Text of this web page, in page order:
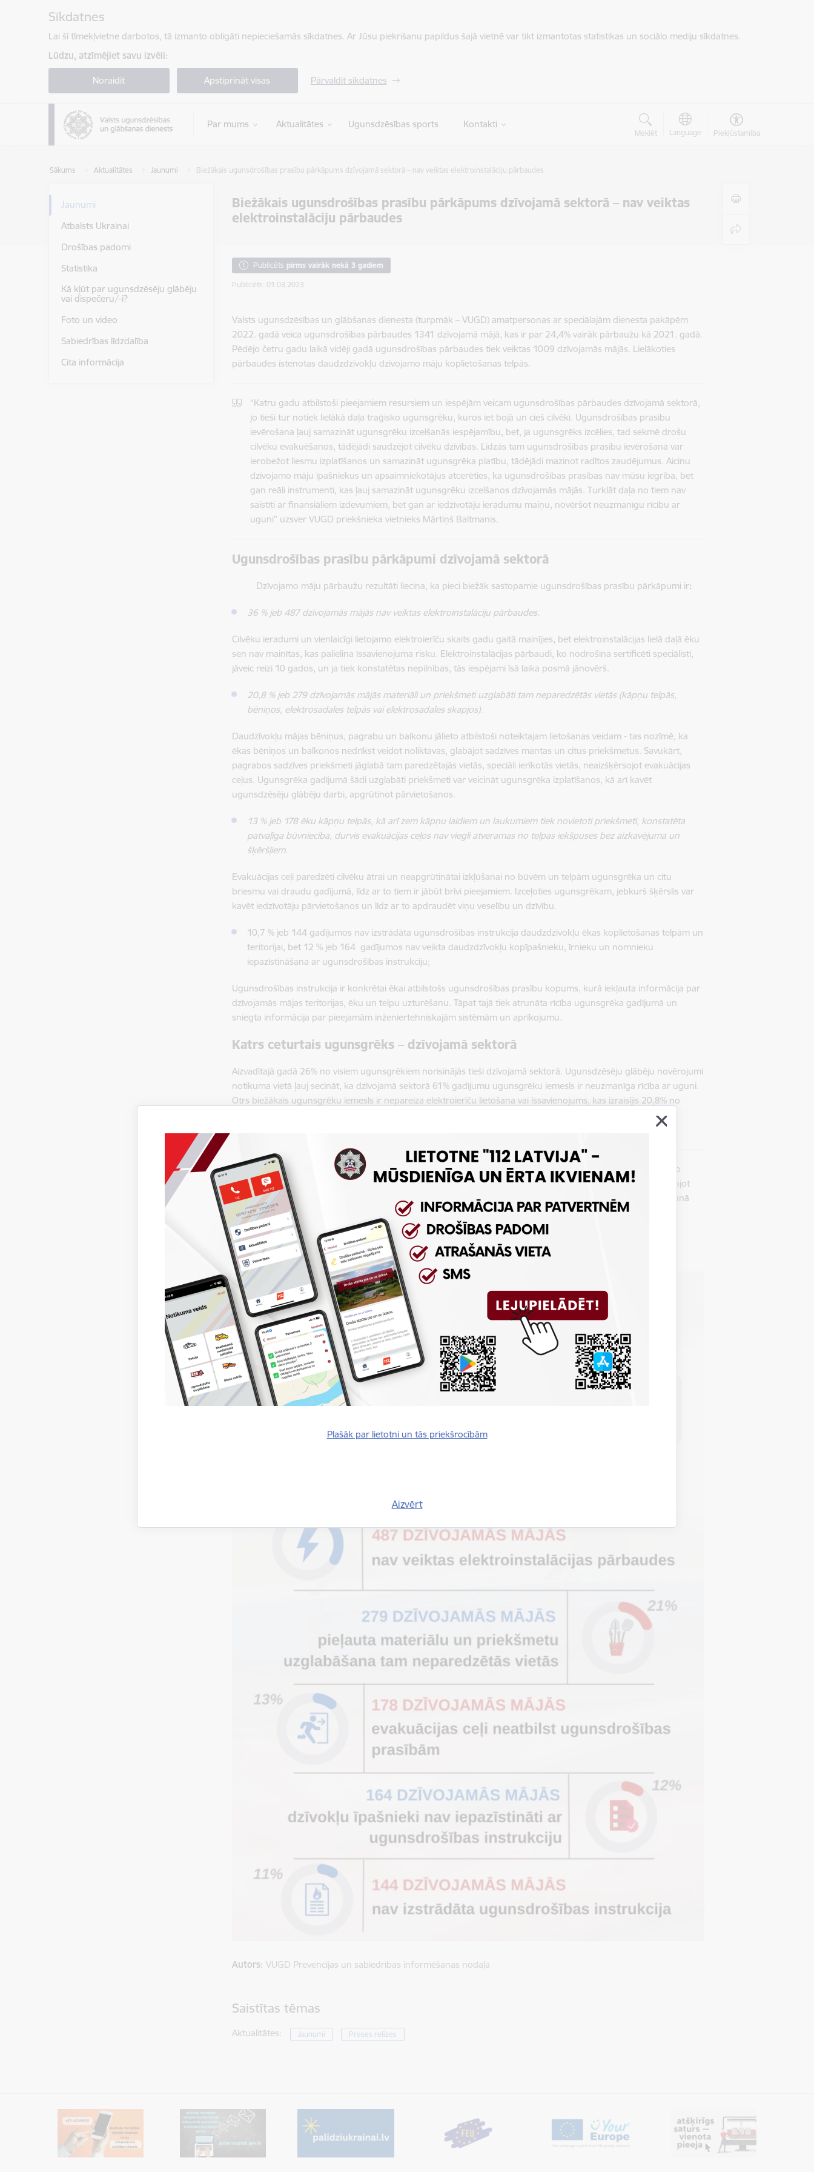
Sīkdatnes
Lai šī tīmekļvietne darbotos, tā izmanto obligāti nepieciešamās sīkdatnes. Ar Jūsu piekrišanu papildus šajā vietnē var tikt izmantotas statistikas un sociālo mediju sīkdatnes.
Lūdzu, atzīmējiet savu izvēli:
Noraidīt Apstiprināt visas Pārvaldīt sīkdatnes
Par mums Aktualitātes Ugunsdzēsības sports Kontakti
Meklēt Language Piekļūstamība
Sākums Aktualitātes Jaunumi Biežākais ugunsdrošības prasību pārkāpums dzīvojamā sektorā – nav veiktas elektroinstalāciju pārbaudes
Biežākais ugunsdrošības prasību pārkāpums dzīvojamā sektorā – nav veiktas
elektroinstalāciju pārbaudes
Plašāk par lietotni un tās priekšrocībām
Aizvērt
Jaunumi
Atbalsts Ukrainai
Drošības padomi
Statistika
Kā kļūt par ugunsdzēsēju glābēju
vai dispečeru/-i?
Foto un video
Sabiedrības līdzdalība
Cita informācija
Publicēts pirms vairāk nekā 3 gadiem
Publicēts: 01.03.2023.
Valsts ugunsdzēsības un glābšanas dienesta (turpmāk – VUGD) amatpersonas ar speciālajām dienesta pakāpēm
2022. gadā veica ugunsdrošības pārbaudes 1341 dzīvojamā mājā, kas ir par 24,4% vairāk pārbaužu kā 2021. gadā.
Pēdējo četru gadu laikā vidēji gadā ugunsdrošības pārbaudes tiek veiktas 1009 dzīvojamās mājās. Lielākoties
pārbaudes īstenotas daudzdzīvokļu dzīvojamo māju koplietošanas telpās.
“Katru gadu atbilstoši pieejamiem resursiem un iespējām veicam ugunsdrošības pārbaudes dzīvojamā sektorā,
jo tieši tur notiek lielākā daļa traģisko ugunsgrēku, kuros iet bojā un cieš cilvēki. Ugunsdrošības prasību
ievērošana ļauj samazināt ugunsgrēku izcelšanās iespējamību, bet, ja ugunsgrēks izcēlies, tad sekmē drošu
cilvēku evakuēšanos, tādējādi saudzējot cilvēku dzīvības. Līdzās tam ugunsdrošības prasību ievērošana var
ierobežot liesmu izplatīšanos un samazināt ugunsgrēka platību, tādējādi mazinot radītos zaudējumus. Aicinu
dzīvojamo māju īpašniekus un apsaimniekotājus atcerēties, ka ugunsdrošības prasības nav mūsu iegriba, bet
gan reāli instrumenti, kas ļauj samazināt ugunsgrēku izcelšanos dzīvojamās mājās. Turklāt daļa no tiem nav
saistīti ar finansiāliem izdevumiem, bet gan ar iedzīvotāju ieradumu maiņu, novēršot neuzmanīgu rīcību ar
uguni” uzsver VUGD priekšnieka vietnieks Mārtiņš Baltmanis.
Ugunsdrošības prasību pārkāpumi dzīvojamā sektorā
Dzīvojamo māju pārbaužu rezultāti liecina, ka pieci biežāk sastopamie ugunsdrošības prasību pārkāpumi ir:
36 % jeb 487 dzīvojamās mājās nav veiktas elektroinstalāciju pārbaudes.
Cilvēku ieradumi un vienlaicīgi lietojamo elektroierīču skaits gadu gaitā mainījies, bet elektroinstalācijas lielā daļā ēku
sen nav mainītas, kas palielina īssavienojuma risku. Elektroinstalācijas pārbaudi, ko nodrošina sertificēti speciālisti,
jāveic reizi 10 gados, un ja tiek konstatētas nepilnības, tās iespējami īsā laika posmā jānovērš.
20,8 % jeb 279 dzīvojamās mājās materiāli un priekšmeti uzglabāti tam neparedzētās vietās (kāpņu telpās,
bēniņos, elektrosadales telpās vai elektrosadales skapjos).
Daudzīvokļu mājas bēniņus, pagrabu un balkonu jālieto atbilstoši noteiktajam lietošanas veidam - tas nozīmē, ka
ēkas bēniņos un balkonos nedrīkst veidot noliktavas, glabājot sadzīves mantas un citus priekšmetus. Savukārt,
pagrabos sadzīves priekšmeti jāglabā tam paredzētajās vietās, speciāli ierīkotās vietās, neaizšķērsojot evakuācijas
ceļus. Ugunsgrēka gadījumā šādi uzglabāti priekšmeti var veicināt ugunsgrēka izplatīšanos, kā arī kavēt
ugunsdzēsēju glābēju darbi, apgrūtinot pārvietošanos.
13 % jeb 178 ēku kāpņu telpās, kā arī zem kāpņu laidiem un laukumiemtiek novietoti priekšmeti, konstatēta
patvaļīga būvniecība, durvis evakuācijas ceļos nav viegli atveramas no telpas iekšpuses bez aizkavējuma un
šķēršļiem.
Evakuācijas ceļi paredzēti cilvēku ātrai un neapgrūtinātai izkļūšanai no būvēm un telpām ugunsgrēka un citu
briesmu vai draudu gadījumā, līdz ar to tiem ir jābūt brīvi pieejamiem. Izceļoties ugunsgrēkam, jebkurš šķērslis var
kavēt iedzīvotāju pārvietošanos un līdz ar to apdraudēt viņu veselību un dzīvību.
10,7 % jeb 144 gadījumos nav izstrādāta ugunsdrošības instrukcija daudzdzīvokļu ēkas koplietošanas telpām un
teritorijai, bet 12 % jeb 164 gadījumos nav veikta daudzdzīvokļu kopīpašnieku, īrnieku un nomnieku
iepazīstināšana ar ugunsdrošības instrukciju;
Ugunsdrošības instrukcija ir konkrētai ēkai atbilstošs ugunsdrošības prasību kopums, kurā iekļauta informācija par
dzīvojamās mājas teritorijas, ēku un telpu uzturēšanu. Tāpat tajā tiek atrunāta rīcība ugunsgrēka gadījumā un
sniegta informācija par pieejamām inženiertehniskajām sistēmām un aprīkojumu.
Katrs ceturtais ugunsgrēks – dzīvojamā sektorā
Aizvadītajā gadā 26% no visiem ugunsgrēkiem norisinājās tieši dzīvojamā sektorā. Ugunsdzēsēju glābēju novērojumi
notikuma vietā ļauj secināt, ka dzīvojamā sektorā 61% gadījumu ugunsgrēku iemesls ir neuzmanīga rīcība ar uguni.
Otrs biežākais ugunsgrēku iemesls ir nepareiza elektroierīču lietošana vai īssavienojums, kas izraisījis 20,8% no
ugunsgrēkiem dzīvojamā sektorā, savukārt 13,2% ugunsgrēku izraisījusi nepareiza vai bojātu apkures ierīču
“Vismaz trešo daļu ugunsgrēku mājokļos var novērst, ja tiek ievērotas ugunsdrošības prasības, bet pārējo
novēršanai nepieciešama iedzīvotāju uzmanīga un pareiza rīcība – smēķējot, lietojot atklātu liesmu, gatavojot
ēdienu vai iedegot sveces. Investīcijas dzīvojamās mājas ugunsdrošības stāvokļa sakārtošanā un uzlabošanā
vienlaicīgi ar iedzīvotāju ieradumu maiņu atmaksājas, jo novērš traģisku ugunsgrēku izcelšanos,” skaidro
M.Baltmanis.
Autors: VUGD Prevencijas un sabiedrības informēšanas nodaļa
Saistītas tēmas
Aktualitātes: Jaunumi Preses relīzes